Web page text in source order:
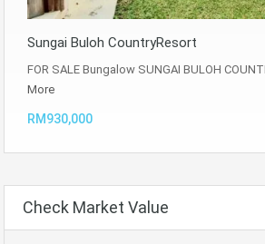
Sungai Buloh CountryResort
FOR SALE Bungalow SUNGAI BULOH
More
RM930,000
Check Market Value